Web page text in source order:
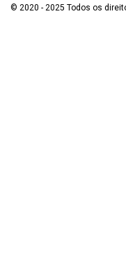
© 2020 - 2025 Todos os